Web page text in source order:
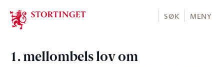
Stortinget.no
SØK MENY
1. mellombels lov om